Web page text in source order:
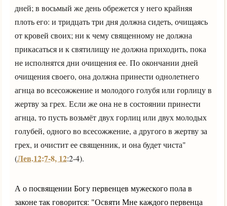
дней; в восьмый же день обрежется у него крайняя
плоть его: и тридцать три дня должна сидеть, очищаясь
от кровей своих; ни к чему священному не должна
прикасаться и к святилищу не должна приходить, пока
не исполнятся дни очищения ее. По окончании дней
очищения своего, она должна принести однолетнего
агнца во всесожжение и молодого голубя или горлицу в
жертву за грех. Если же она не в состоянии принести
агнца, то пусть возьмёт двух горлиц или двух молодых
голубей, одного во всесожжение, а другого в жертву за
грех, и очистит ее священник, и она будет чиста"
(Лев.12:7-8, 12:2-4).
А о посвящении Богу первенцев мужеского пола в
законе так говорится: "Освяти Мне каждого первенца